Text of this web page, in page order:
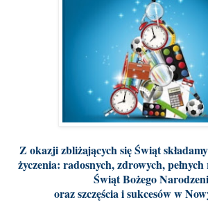
Z okazji zbliżających się Świąt
życzenia: radosnych, zdrowych, pełnych
Świąt Bożego
oraz szczęścia i sukcesów w